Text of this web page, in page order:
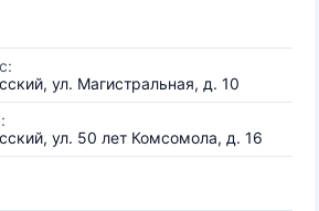
ул. Магистральная, д. 10
ул. 50 лет Комсомола, д. 16